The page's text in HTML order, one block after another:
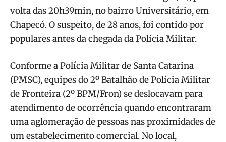
volta das 20h39min, no bairro Universitário, em
Chapecó. O suspeito, de 28 anos, foi contido por
populares antes da chegada da Polícia Militar.
Conforme a Polícia Militar de Santa Catarina
(PMSC), equipes do 2º Batalhão de Polícia Militar
de Fronteira (2º BPM/Fron) se deslocavam para
atendimento de ocorrência quando encontraram
uma aglomeração de pessoas nas proximidades de
um estabelecimento comercial. No local,